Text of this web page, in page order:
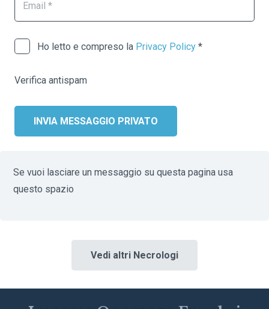
Ho letto e compreso la Privacy Policy *
Verifica antispam
INVIA MESSAGGIO PRIVATO
Se vuoi lasciare un messaggio su questa pagina usa
questo spazio
Vedi altri Necrologi